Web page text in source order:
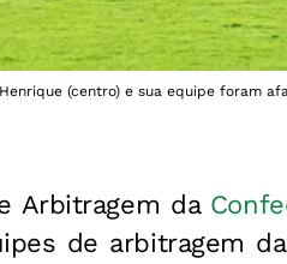
(centro) e sua equipe foram
Arbitragem da
de arbitragem